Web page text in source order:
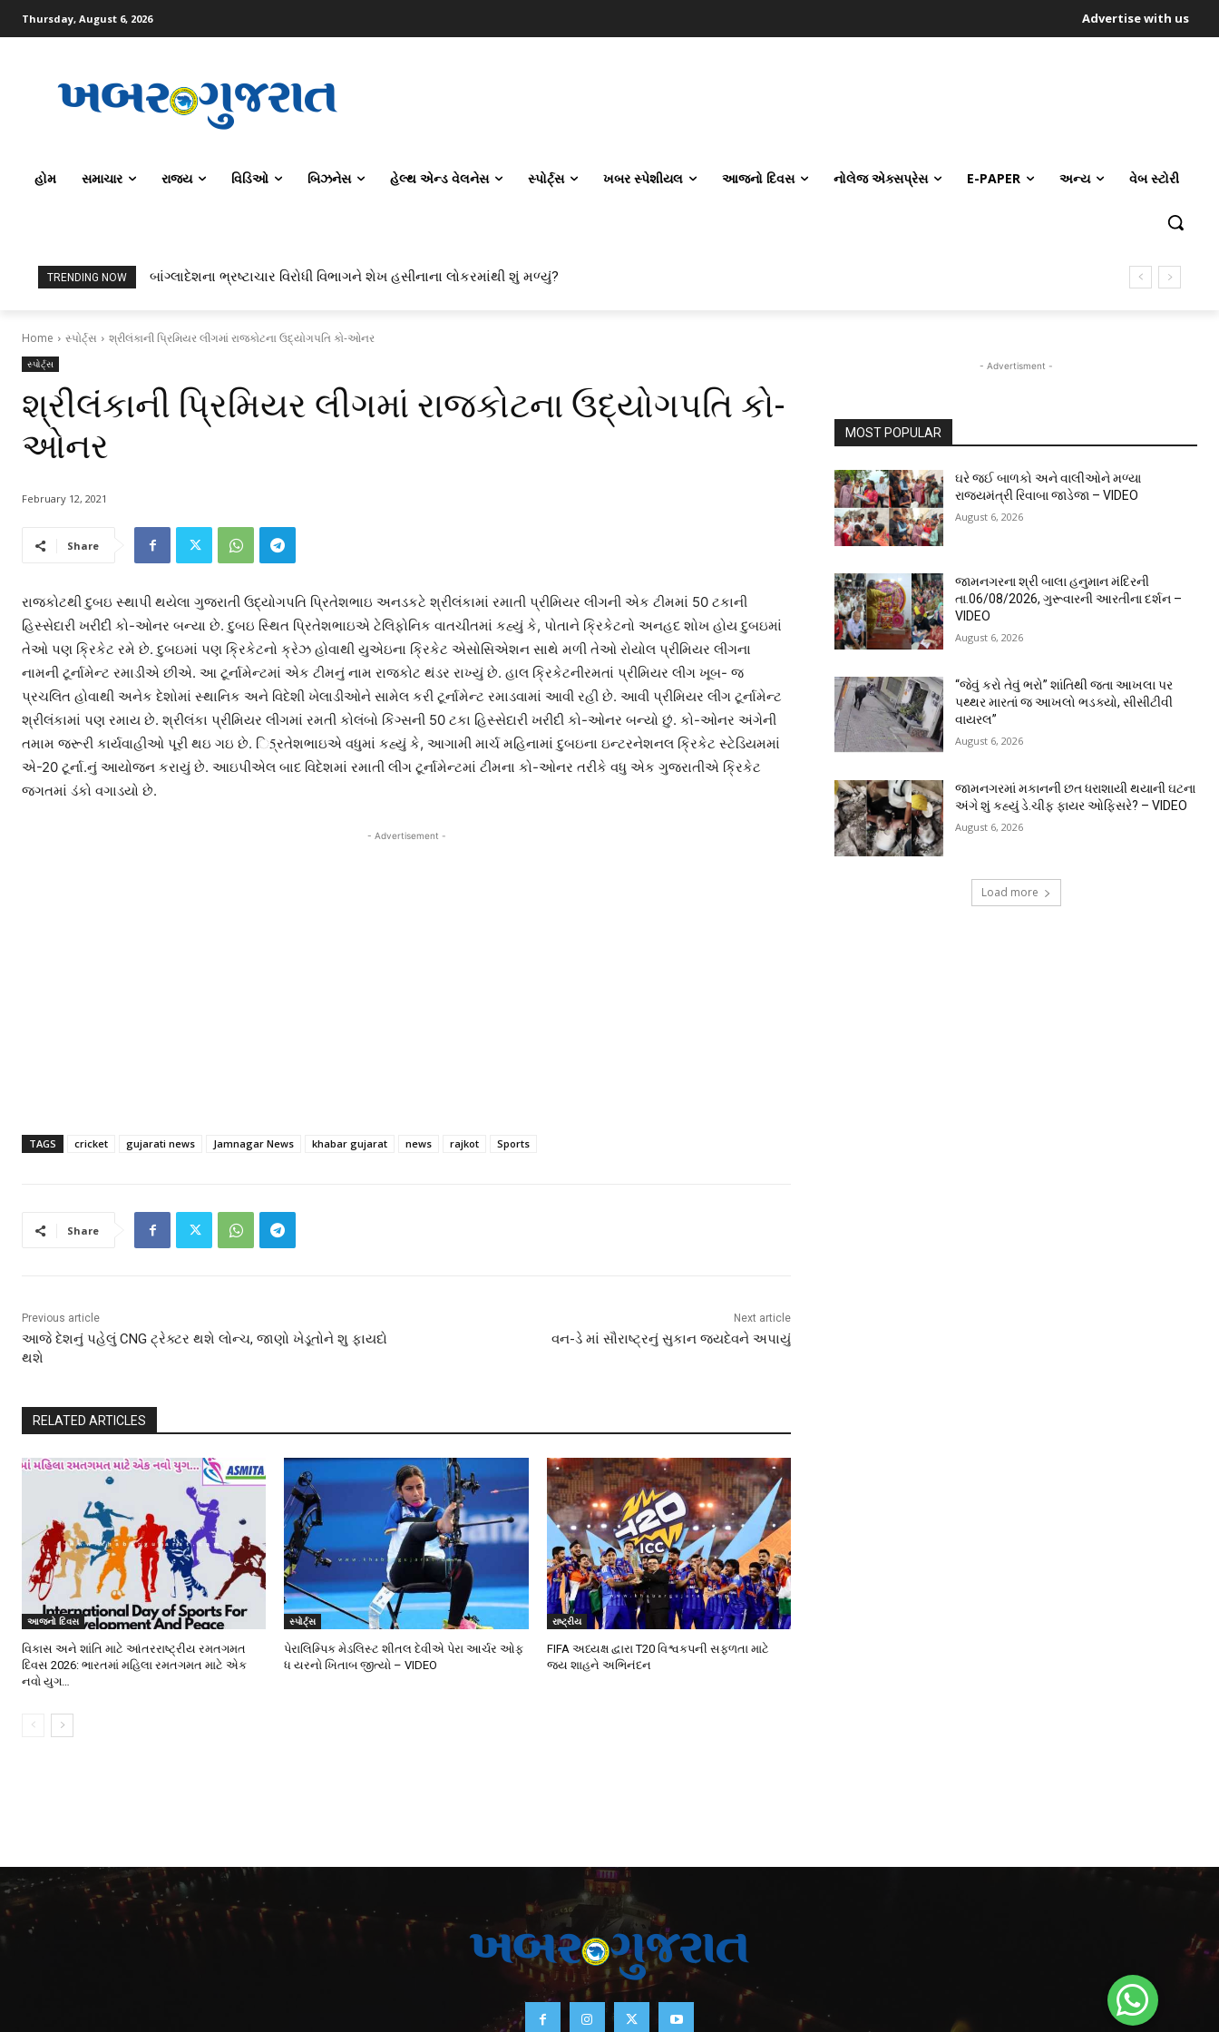
Thursday, August 6, 2026 Advertise with us
હોમ સમાચાર રાજ્ય વિડિઓ બિઝનેસ હેલ્થ એન્ડ વેલનેસ સ્પોર્ટ્સ ખબર સ્પેશીયલ આજનો દિવસ નોલેજ એક્સપ્રેસ E-PAPER અન્ય વેબ સ્ટોરી
TRENDING NOW બાંગ્લાદેશના ભ્રષ્ટાચાર વિરોધી વિભાગને શેખ હસીનાના લોકરમાંથી શું મળ્યું?
Home સ્પોર્ટ્સ શ્રીલંકાની પ્રિમિયર લીગમાં રાજકોટના ઉદ્યોગપતિ કો-ઓનર
સ્પોર્ટ્સ
શ્રીલંકાની પ્રિમિયર લીગમાં રાજકોટના ઉદ્યોગપતિ કો-
ઓનર
February 12, 2021
Share
રાજકોટથી દુબઇ સ્થાપી થયેલા ગુજરાતી ઉદ્યોગપતિ પ્રિતેશભાઇ અનડકટે શ્રીલંકામાં રમાતી પ્રીમિયર લીગની એક ટીમમાં 50 ટકાની
હિસ્સેદારી ખરીદી કો-ઓનર બન્યા છે. દુબઇ સ્થિત પ્રિતેશભાઇએ ટેલિફોનિક વાતચીતમાં કહ્યું કે, પોતાને ક્રિકેટનો અનહદ શોખ હોય દુબઇમાં
તેઓ પણ ક્રિકેટ રમે છે. દુબઇમાં પણ ક્રિકેટનો ક્રેઝ હોવાથી યુએઇના ક્રિકેટ એસોસિએશન સાથે મળી તેઓ રોયોલ પ્રીમિયર લીગના
નામની ટૂર્નામેન્ટ રમાડીએ છીએ. આ ટૂર્નામેન્ટમાં એક ટીમનું નામ રાજકોટ થંડર રાખ્યું છે. હાલ ક્રિકેટનીરમતાં પ્રીમિયર લીગ ખૂબ- જ
પ્રચલિત હોવાથી અનેક દેશોમાં સ્થાનિક અને વિદેશી ખેલાડીઓને સામેલ કરી ટૂર્નામેન્ટ રમાડવામાં આવી રહી છે. આવી પ્રીમિયર લીગ ટૂર્નામેન્ટ
શ્રીલંકામાં પણ રમાય છે. શ્રીલંકા પ્રીમિયર લીગમાં રમતી કોલંબો કિંગ્સની 50 ટકા હિસ્સેદારી ખરીદી કો-ઓનર બન્યો છું. કો-ઓનર અંગેની
તમામ જરૂરી કાર્યવાહીઓ પૂરી થઇ ગઇ છે. િ5્રતેશભાઇએ વધુમાં કહ્યું કે, આગામી માર્ચ મહિનામાં દુબઇના ઇન્ટરનેશનલ ક્રિકેટ સ્ટેડિયમમાં
એ-20 ટૂર્ના.નું આયોજન કરાયું છે. આઇપીએલ બાદ વિદેશમાં રમાતી લીગ ટૂર્નામેન્ટમાં ટીમના કો-ઓનર તરીકે વધુ એક ગુજરાતીએ ક્રિકેટ
જગતમાં ડંકો વગાડયો છે.
- Advertisement -
TAGS cricket gujarati news Jamnagar News khabar gujarat news rajkot Sports
Share
Previous article
આજે દેશનું પહેલું CNG ટ્રેક્ટર થશે લોન્ચ, જાણો ખેડૂતોને શુ ફાયદો
થશે
Next article
વન-ડે માં સૌરાષ્ટ્રનું સુકાન જયદેવને અપાયું
RELATED ARTICLES
આજનો દિવસ
વિકાસ અને શાંતિ માટે આંતરરાષ્ટ્રીય રમતગમત
દિવસ 2026: ભારતમાં મહિલા રમતગમત માટે એક
નવો યુગ…
સ્પોર્ટ્સ
પેરાલિમ્પિક મેડલિસ્ટ શીતલ દેવીએ પેરા આર્ચર ઓફ
ધ યરનો ખિતાબ જીત્યો – VIDEO
રાષ્ટ્રીય
FIFA અધ્યક્ષ દ્વારા T20 વિશ્વકપની સફળતા માટે
જય શાહને અભિનંદન
- Advertisment -
MOST POPULAR
ઘરે જઈ બાળકો અને વાલીઓને મળ્યા
રાજ્યમંત્રી રિવાબા જાડેજા – VIDEO
August 6, 2026
જામનગરના શ્રી બાલા હનુમાન મંદિરની
તા.06/08/2026, ગુરૂવારની આરતીના દર્શન –
VIDEO
August 6, 2026
“જેવું કરો તેવું ભરો” શાંતિથી જતા આખલા પર
પથ્થર મારતાં જ આખલો ભડક્યો, સીસીટીવી
વાયરલ”
August 6, 2026
જામનગરમાં મકાનની છત ધરાશાયી થયાની ઘટના
અંગે શું કહ્યું ડે.ચીફ ફાયર ઓફિસરે? – VIDEO
August 6, 2026
Load more